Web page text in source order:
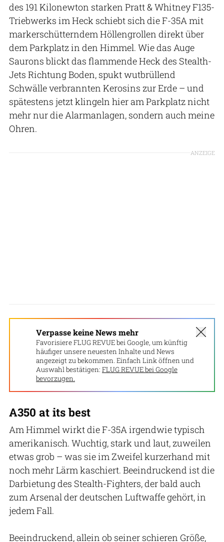
des 191 Kilonewton starken Pratt & Whitney F135-
Triebwerks im Heck schiebt sich die F-35A mit
markerschütterndem Höllengrollen direkt über
dem Parkplatz in den Himmel. Wie das Auge
Saurons blickt das flammende Heck des Stealth-
Jets Richtung Boden, spukt wutbrüllend
Schwälle verbrannten Kerosins zur Erde – und
spätestens jetzt klingeln hier am Parkplatz nicht
mehr nur die Alarmanlagen, sondern auch meine
Ohren.
ANZEIGE
Verpasse keine News mehr
Favorisiere FLUG REVUE bei Google, um künftig
häufiger unsere neuesten Inhalte und News
angezeigt zu bekommen. Einfach Link öffnen und
Auswahl bestätigen: FLUG REVUE bei Google
bevorzugen.
A350 at its best
Am Himmel wirkt die F-35A irgendwie typisch
amerikanisch. Wuchtig, stark und laut, zuweilen
etwas grob – was sie im Zweifel kurzerhand mit
noch mehr Lärm kaschiert. Beeindruckend ist die
Darbietung des Stealth-Fighters, der bald auch
zum Arsenal der deutschen Luftwaffe gehört, in
jedem Fall.
Beeindruckend, allein ob seiner schieren Größe,